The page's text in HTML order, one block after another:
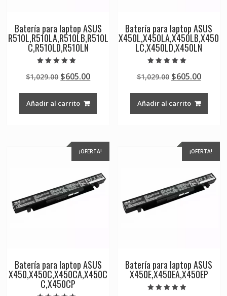
Batería para laptop ASUS
R510L,R510LA,R510LB,R510L
C,R510LD,R510LN
5.00
de 5
$1,029.00 Original
was:
$1,029.00.
$605.00Current
Añadir al carrito
Batería para laptop ASUS
X450L,X450LA,X450LB,X450
LC,X450LD,X450LN
5.00
de 5
$1,029.00 Original
was:
$1,029.00.
$605.00
Añadir al carrito
¡OFERTA!
Batería para laptop ASUS
X450,X450C,X450CA,X450C
C,X450CP
¡OFERTA!
Batería para laptop ASUS
X450E,X450EA,X450EP